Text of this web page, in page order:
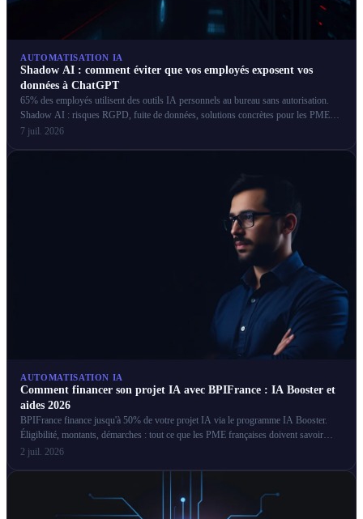
AUTOMATISATION IA
Shadow AI : comment éviter que vos employés exposent vos
données à ChatGPT
65% des employés utilisent des outils IA personnels au bureau sans autorisation.
Shadow AI : risques RGPD, fuite de données, solutions concrètes pour les PME
françaises.
7 juil. 2026
AUTOMATISATION IA
Comment financer son projet IA avec BPIFrance : IA Booster et
aides 2026
BPIFrance finance jusqu'à 50% de votre projet IA via le programme IA Booster.
Éligibilité, montants, démarches : tout ce que les PME françaises doivent savoir
pour obtenir ces aides.
2 juil. 2026